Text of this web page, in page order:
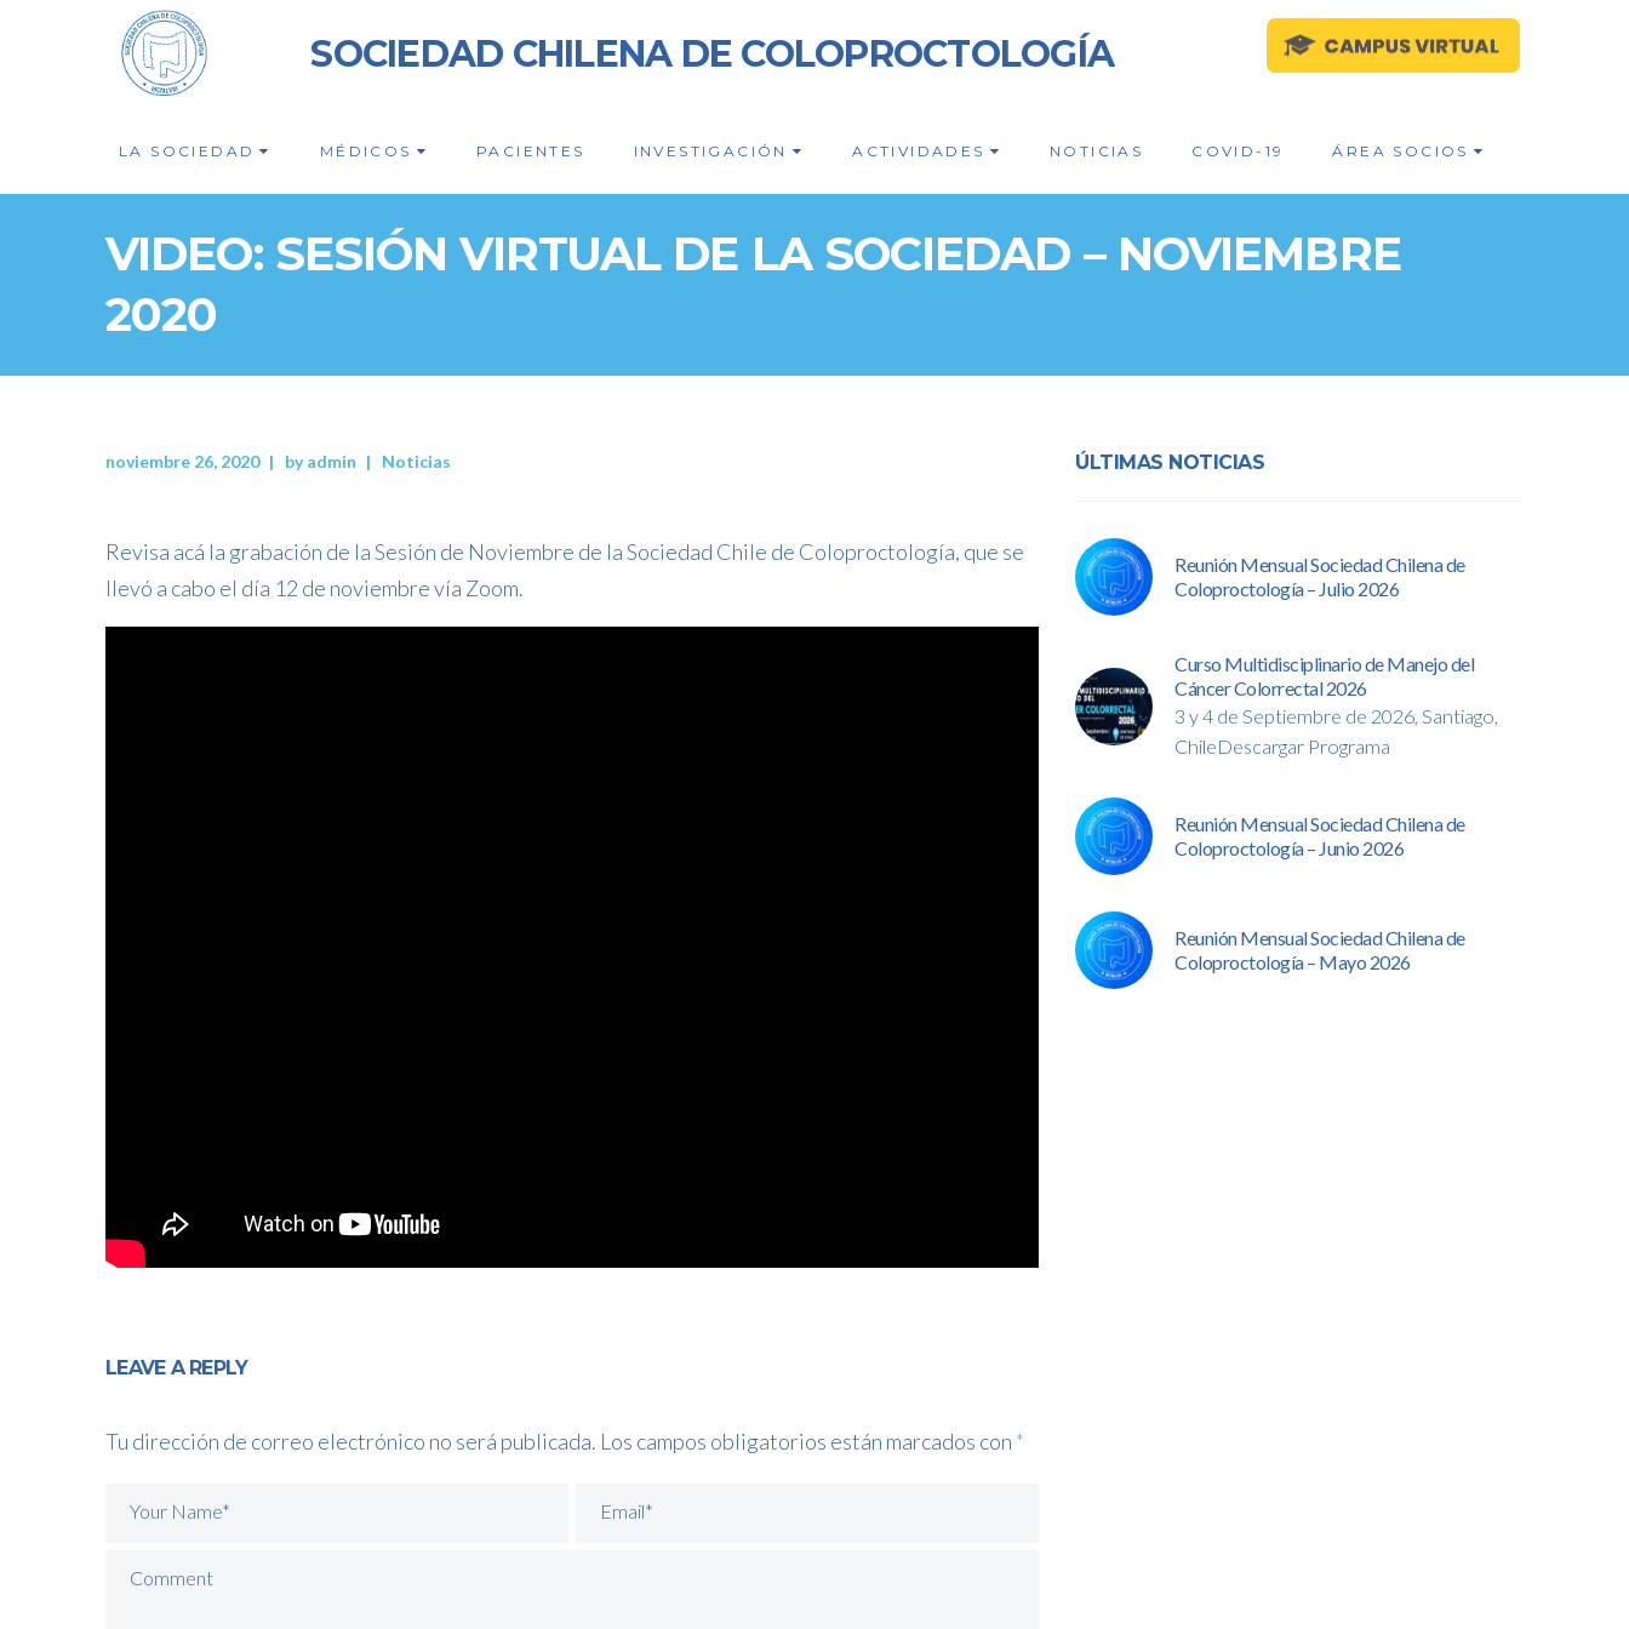
SOCIEDAD CHILENA DE COLOPROCTOLOGÍA
LA SOCIEDAD MÉDICOS PACIENTES INVESTIGACIÓN ACTIVIDADES NOTICIAS COVID-19 ÁREA SOCIOS
VIDEO: SESIÓN VIRTUAL DE LA SOCIEDAD – NOVIEMBRE
2020
noviembre 26, 2020 byadmin Noticias
Revisa acá la grabación de la Sesión de Noviembre de la Sociedad Chile de Coloproctología, que se
llevó a cabo el día 12 de noviembre vía Zoom.
LEAVE A REPLY
Tu dirección de correo electrónico no será publicada. Los campos obligatorios están marcados con *
Your Name* Email*
Comment
ÚLTIMAS NOTICIAS
Reunión Mensual Sociedad Chilena de
Coloproctología – Julio 2026
Curso Multidisciplinario de Manejo del
Cáncer Colorrectal 2026
3 y 4 de Septiembre de 2026, Santiago,
ChileDescargar Programa
Reunión Mensual Sociedad Chilena de
Coloproctología – Junio 2026
Reunión Mensual Sociedad Chilena de
Coloproctología – Mayo 2026